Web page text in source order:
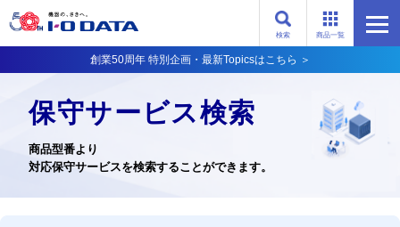
商品一覧
検索
創業50周年 特別企画・最新Topicsはこちら ＞
保守サービス検索
商品型番より
対応保守サービスを検索することができます。